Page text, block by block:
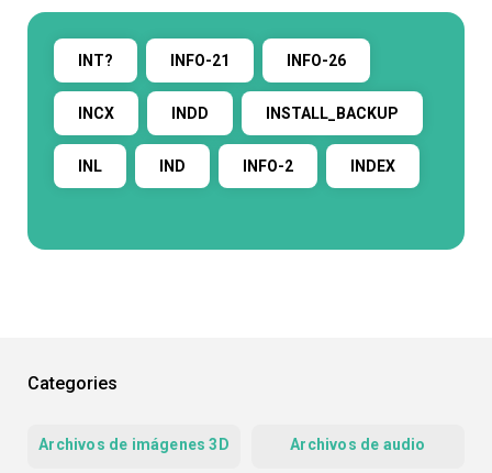
INT? INFO-21 INFO-26
INCX INDD INSTALL_BACKUP
INL IND INFO-2 INDEX
Categories
Archivos de imágenes 3D Archivos de audio